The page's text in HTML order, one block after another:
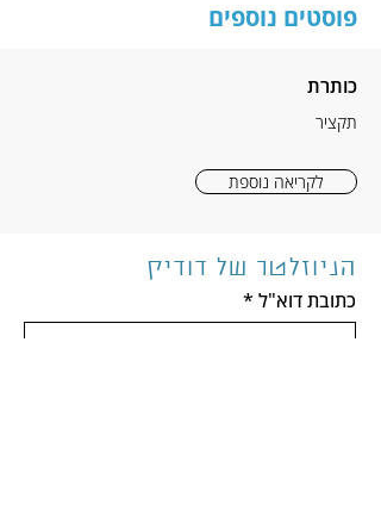
פוסטים נוספים
כותרת
תקציר
לקריאה נוספת
הניוזלטר של דודיק
כתובת דוא"ל *